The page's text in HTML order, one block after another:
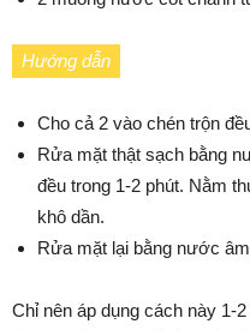
Hướng dẫn
Cho cả 2 vào chén trộn
Rửa mặt thật sạch bằng
đều trong 1-2 phút. Nằm
khô dần.
Rửa mặt lại bằng nước
Chỉ nên áp dụng cách này 1-